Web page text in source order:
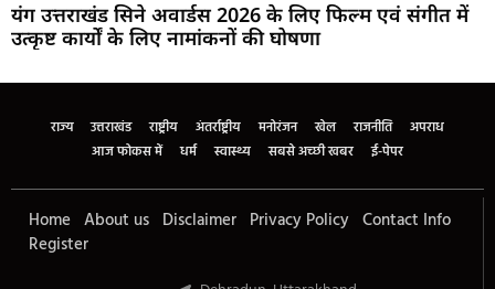
यंग उत्तराखंड सिने अवार्डस 2026 के लिए फिल्म एवं संगीत में
उत्कृष्ट कार्यों के लिए नामांकनों की घोषणा
राज्य उत्तराखंड राष्ट्रीय अंतर्राष्ट्रीय मनोरंजन खेल राजनीति
अपराध
आज फोकस में
धर्म स्वास्थ्य सबसे अच्छी खबर ई-पेपर
Home About us Disclaimer Privacy Policy Contact Info
Register